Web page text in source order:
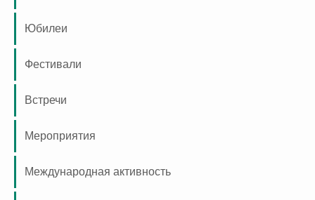
Юбилеи
Фестивали
Встречи
Мероприятия
Международная активность